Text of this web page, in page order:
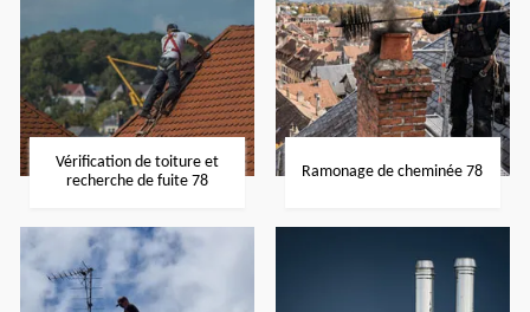
Vérification de toiture et
recherche de fuite 78
Ramonage de cheminée 78